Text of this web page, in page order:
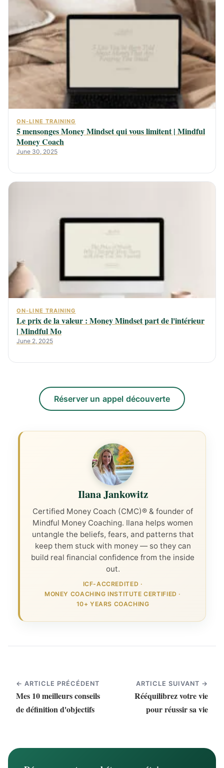
ON-LINE TRAINING
5 mensonges Money Mindset qui vous limitent | Mindful
Money Coach
June 30, 2025
ON-LINE TRAINING
Le prix de la valeur : Money Mindset part de l'intérieur
| Mindful Mo
June 2, 2025
Réserver un appel découverte
Ilana Jankowitz
Certified Money Coach (CMC)® & founder of
Mindful Money Coaching. Ilana helps women
untangle the beliefs, fears, and patterns that
keep them stuck with money — so they can
build real financial confidence from the inside
out.
ICF-ACCREDITED ·
MONEY COACHING INSTITUTE CERTIFIED ·
10+ YEARS COACHING
← ARTICLE PRÉCÉDENT
Mes 10 meilleurs conseils
de définition d'objectifs
ARTICLE SUIVANT →
Rééquilibrez votre vie
pour réussir sa vie